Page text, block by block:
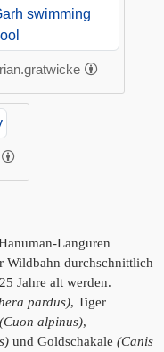
Languren
Wildbahn durchschnittlich
Jahre alt werden.
pardus), Tiger
(Cuon alpinus),
und Goldschakale (Canis